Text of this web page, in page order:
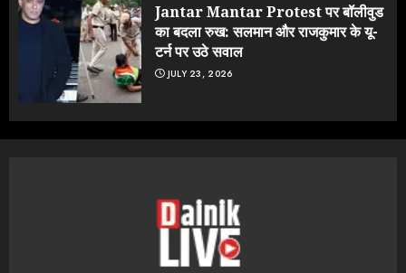
Jantar Mantar Protest पर बॉलीवुड
का बदला रुख: सलमान और राजकुमार के यू-
टर्न पर उठे सवाल
JULY 23, 2026